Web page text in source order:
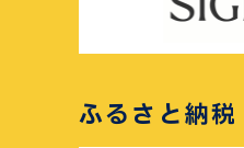
ふるさと納税